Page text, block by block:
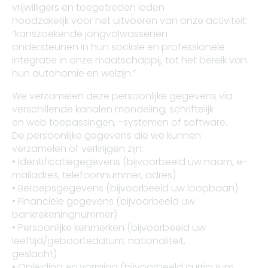
vrijwilligers en toegetreden leden
noodzakelijk voor het uitvoeren van onze activiteit:
”kanszoekende jongvolwassenen
ondersteunen in hun sociale en professionele
integratie in onze maatschappij, tot het bereik van
hun autonomie en welzijn.”
We verzamelen deze persoonlijke gegevens via
verschillende kanalen mondeling, schriftelijk
en web toepassingen, -systemen of software.
De persoonlijke gegevens die we kunnen
verzamelen of verkrijgen zijn:
• Identificatiegegevens (bijvoorbeeld uw naam, e-
mailadres, telefoonnummer, adres)
• Beroepsgegevens (bijvoorbeeld uw loopbaan)
• Financiële gegevens (bijvoorbeeld uw
bankrekeningnummer)
• Persoonlijke kenmerken (bijvoorbeeld uw
leeftijd/geboortedatum, nationaliteit,
geslacht)